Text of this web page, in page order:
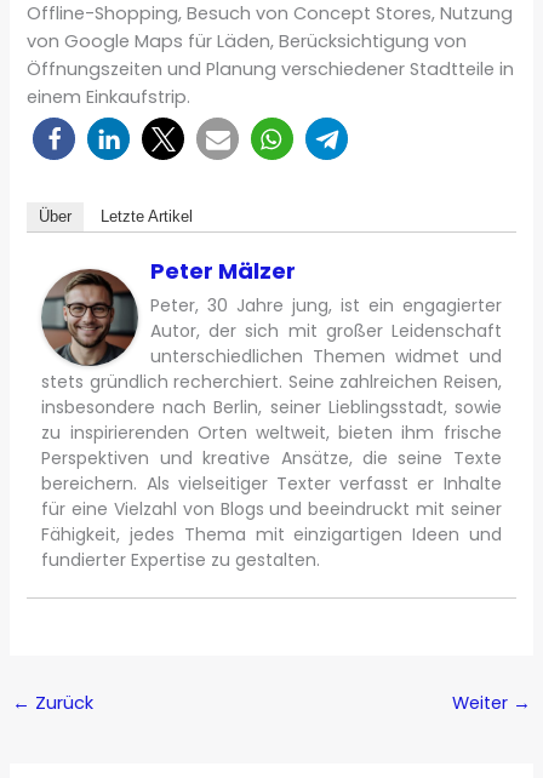
Offline-Shopping, Besuch von Concept Stores, Nutzung
von Google Maps für Läden, Berücksichtigung von
Öffnungszeiten und Planung verschiedener Stadtteile in
einem Einkaufstrip.
Über Letzte Artikel
Peter Mälzer
Peter, 30 Jahre jung, ist ein engagierter
Autor, der sich mit großer Leidenschaft
unterschiedlichen Themen widmet und
stets gründlich recherchiert. Seine zahlreichen Reisen,
insbesondere nach Berlin, seiner Lieblingsstadt, sowie
zu inspirierenden Orten weltweit, bieten ihm frische
Perspektiven und kreative Ansätze, die seine Texte
bereichern. Als vielseitiger Texter verfasst er Inhalte
für eine Vielzahl von Blogs und beeindruckt mit seiner
Fähigkeit, jedes Thema mit einzigartigen Ideen und
fundierter Expertise zu gestalten.
← Zurück Weiter →